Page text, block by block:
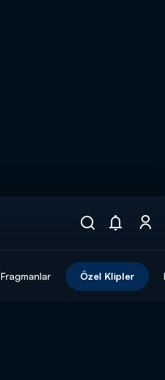
Fragmanlar Özel Klipler